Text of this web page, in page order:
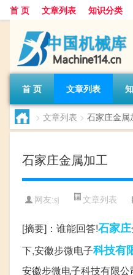
首 页 文章列表 知识分类
首 页 文章列表
> 文章列表 > 石家庄金属
石家庄金属加工
网友:sj 文章列表
[摘要]：谁能回答!石家庄
下,安徽步微电子科技有
安徽步微电子科技有限